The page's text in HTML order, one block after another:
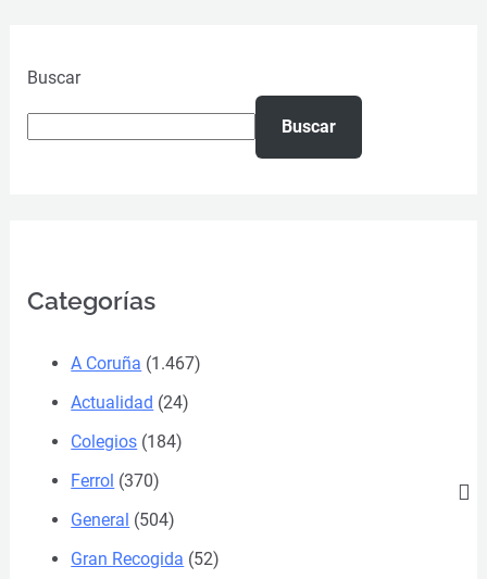
Buscar
Buscar
Categorías
A Coruña (1.467)
Actualidad (24)
Colegios (184)
Ferrol (370)
General (504)
Gran Recogida (52)